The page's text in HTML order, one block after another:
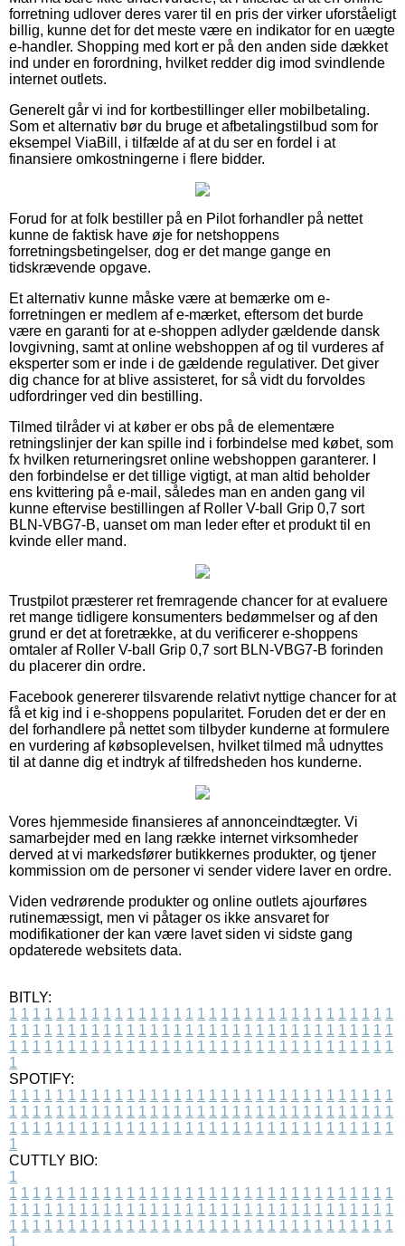
forretning udlover deres varer til en pris der virker uforståeligt
billig, kunne det for det meste være en indikator for en uægte
e-handler. Shopping med kort er på den anden side dækket
ind under en forordning, hvilket redder dig imod svindlende
internet outlets.
Generelt går vi ind for kortbestillinger eller mobilbetaling.
Som et alternativ bør du bruge et afbetalingstilbud som for
eksempel ViaBill, i tilfælde af at du ser en fordel i at
finansiere omkostningerne i flere bidder.
Forud for at folk bestiller på en Pilot forhandler på nettet
kunne de faktisk have øje for netshoppens
forretningsbetingelser, dog er det mange gange en
tidskrævende opgave.
Et alternativ kunne måske være at bemærke om e-
forretningen er medlem af e-mærket, eftersom det burde
være en garanti for at e-shoppen adlyder gældende dansk
lovgivning, samt at online webshoppen af og til vurderes af
eksperter som er inde i de gældende regulativer. Det giver
dig chance for at blive assisteret, for så vidt du forvoldes
udfordringer ved din bestilling.
Tilmed tilråder vi at køber er obs på de elementære
retningslinjer der kan spille ind i forbindelse med købet, som
fx hvilken returneringsret online webshoppen garanterer. I
den forbindelse er det tillige vigtigt, at man altid beholder
ens kvittering på e-mail, således man en anden gang vil
kunne eftervise bestillingen af Roller V-ball Grip 0,7 sort
BLN-VBG7-B, uanset om man leder efter et produkt til en
kvinde eller mand.
Trustpilot præsterer ret fremragende chancer for at evaluere
ret mange tidligere konsumenters bedømmelser og af den
grund er det at foretrække, at du verificerer e-shoppens
omtaler af Roller V-ball Grip 0,7 sort BLN-VBG7-B forinden
du placerer din ordre.
Facebook genererer tilsvarende relativt nyttige chancer for at
få et kig ind i e-shoppens popularitet. Foruden det er der en
del forhandlere på nettet som tilbyder kunderne at formulere
en vurdering af købsoplevelsen, hvilket tilmed må udnyttes
til at danne dig et indtryk af tilfredsheden hos kunderne.
Vores hjemmeside finansieres af annonceindtægter. Vi
samarbejder med en lang række internet virksomheder
derved at vi markedsfører butikkernes produkter, og tjener
kommission om de personer vi sender videre laver en ordre.
Viden vedrørende produkter og online outlets ajourføres
rutinemæssigt, men vi påtager os ikke ansvaret for
modifikationer der kan være lavet siden vi sidste gang
opdaterede websitets data.
BITLY:
1 1 1 1 1 1 1 1 1 1 1 1 1 1 1 1 1 1 1 1 1 1 1 1 1 1 1 1 1 1 1 1 1
1 1 1 1 1 1 1 1 1 1 1 1 1 1 1 1 1 1 1 1 1 1 1 1 1 1 1 1 1 1 1 1 1
1 1 1 1 1 1 1 1 1 1 1 1 1 1 1 1 1 1 1 1 1 1 1 1 1 1 1 1 1 1 1 1 1
1
SPOTIFY:
1 1 1 1 1 1 1 1 1 1 1 1 1 1 1 1 1 1 1 1 1 1 1 1 1 1 1 1 1 1 1 1 1
1 1 1 1 1 1 1 1 1 1 1 1 1 1 1 1 1 1 1 1 1 1 1 1 1 1 1 1 1 1 1 1 1
1 1 1 1 1 1 1 1 1 1 1 1 1 1 1 1 1 1 1 1 1 1 1 1 1 1 1 1 1 1 1 1 1
1
CUTTLY BIO:
1
1 1 1 1 1 1 1 1 1 1 1 1 1 1 1 1 1 1 1 1 1 1 1 1 1 1 1 1 1 1 1 1 1
1 1 1 1 1 1 1 1 1 1 1 1 1 1 1 1 1 1 1 1 1 1 1 1 1 1 1 1 1 1 1 1 1
1 1 1 1 1 1 1 1 1 1 1 1 1 1 1 1 1 1 1 1 1 1 1 1 1 1 1 1 1 1 1 1 1
1